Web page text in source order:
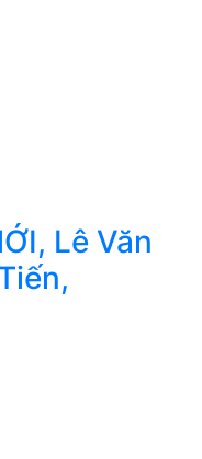
Lê Văn